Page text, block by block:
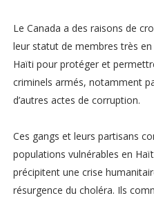
Le Canada a des raisons de
leur statut de membres très en
Haïti pour protéger et
criminels armés, notamment
d’autres actes de corruption.
Ces gangs et leurs partisans
populations vulnérables en
précipitent une crise
résurgence du choléra. Ils